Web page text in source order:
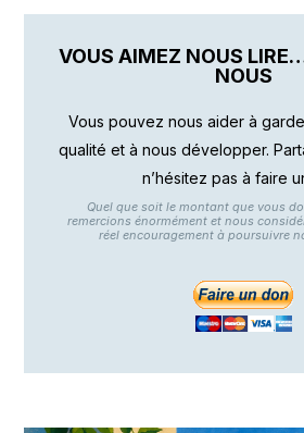
VOUS AIMEZ NOUS
NOUS
Vous pouvez nous aider à
qualité et à nous développer.
n’hésitez pas à faire
Quel que soit le montant que vous
remercions énormément et nous
réel encouragement à poursuivre